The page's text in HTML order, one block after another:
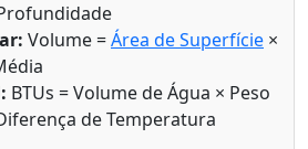
Volume =Área de Superfície ×
BTUs = Volume de Água × Peso
de Temperatura